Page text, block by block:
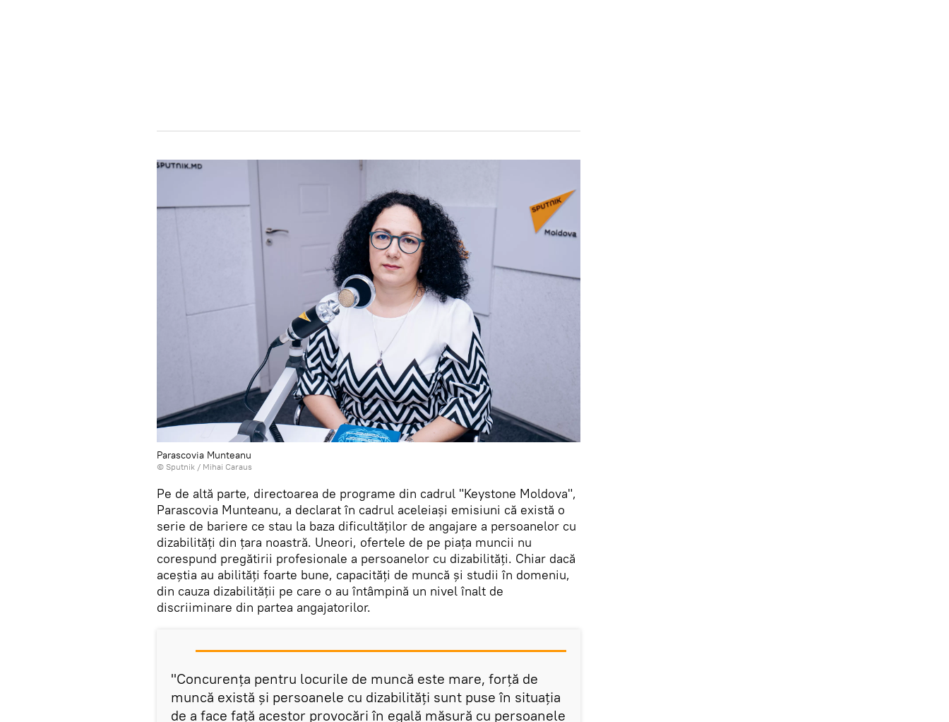
Parascovia Munteanu
© Sputnik / Mihai Caraus
Pe de altă parte, directoarea de programe din cadrul "Keystone Moldova",
Parascovia Munteanu, a declarat în cadrul aceleiași emisiuni că există o
serie de bariere ce stau la baza dificultăților de angajare a persoanelor cu
dizabilități din țara noastră. Uneori, ofertele de pe piața muncii nu
corespund pregătirii profesionale a persoanelor cu dizabilități. Chiar dacă
aceștia au abilități foarte bune, capacități de muncă și studii în domeniu,
din cauza dizabilității pe care o au întâmpină un nivel înalt de
discriiminare din partea angajatorilor.
"Concurența pentru locurile de muncă este mare, forță de
muncă există și persoanele cu dizabilități sunt puse în situația
de a face față acestor provocări în egală măsură cu persoanele